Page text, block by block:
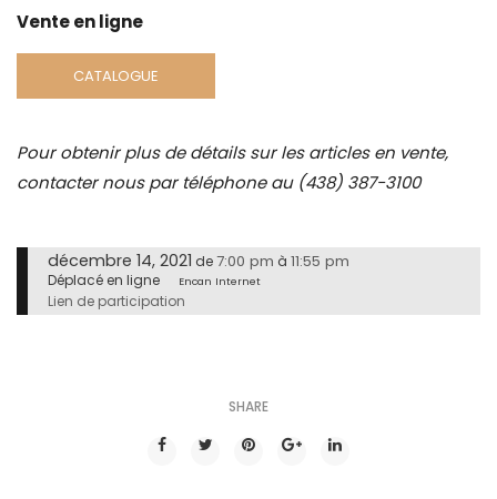
Vente en ligne
CATALOGUE
Pour obtenir plus de détails sur les articles en vente,
contacter nous par téléphone au (438) 387-3100
décembre 14, 2021 de7:00 pm à 11:55 pm
Déplacé en ligne Encan Internet
Lien de participation
SHARE